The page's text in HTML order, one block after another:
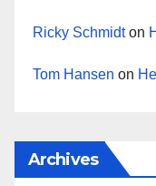
Ricky Schmidton
Tom Hansen on
Archives